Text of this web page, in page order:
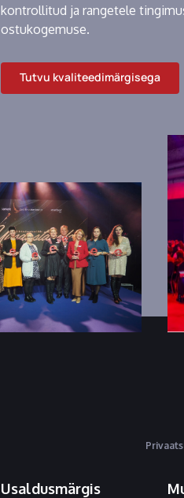
kontrollitud ja rangetele
ostukogemuse.
Tutvu kvaliteedimärgisega
Usaldusmärgis